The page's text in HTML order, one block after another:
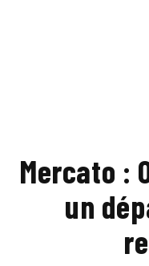
Mercato :
un